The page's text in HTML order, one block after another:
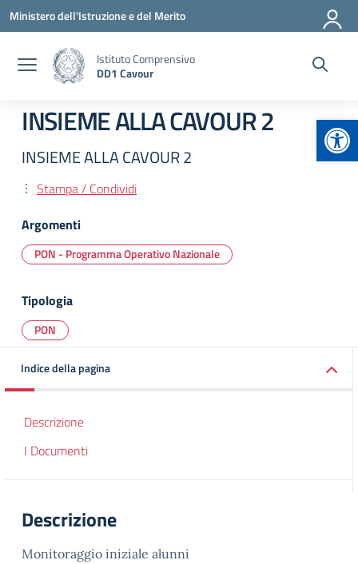
Vai ai contenuti
Vai al menu di navigazione
Vai al footer
Ministero dell'Istruzione e del Merito
Istituto Comprensivo
DD1 Cavour
INSIEME ALLA CAVOUR 2
INSIEME ALLA CAVOUR 2
Stampa / Condividi
Argomenti
PON - Programma Operativo Nazionale
Tipologia
PON
Indice della pagina
Descrizione
I Documenti
Descrizione
Monitoraggio iniziale alunni